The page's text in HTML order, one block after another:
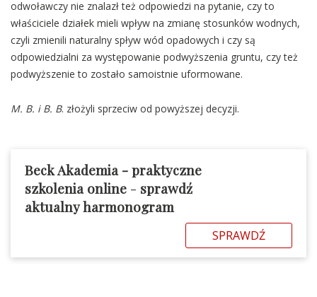
odwoławczy nie znalazł też odpowiedzi na pytanie, czy to
właściciele działek mieli wpływ na zmianę stosunków wodnych,
czyli zmienili naturalny spływ wód opadowych i czy są
odpowiedzialni za występowanie podwyższenia gruntu, czy też
podwyższenie to zostało samoistnie uformowane.
M. B. i B. B. złożyli sprzeciw od powyższej decyzji.
Beck Akademia - praktyczne
szkolenia online - sprawdź
aktualny harmonogram
SPRAWDŹ